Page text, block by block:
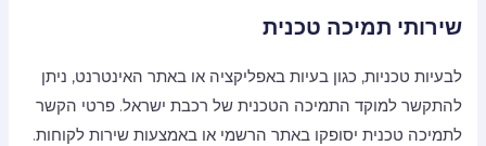
שירותי תמיכה טכנית
לבעיות טכניות, כגון בעיות באפליקציה או באתר האינטרנט, ניתן
להתקשר למוקד התמיכה הטכנית של רכבת ישראל. פרטי הקשר
לתמיכה טכנית יסופקו באתר הרשמי או באמצעות שירות לקוחות.